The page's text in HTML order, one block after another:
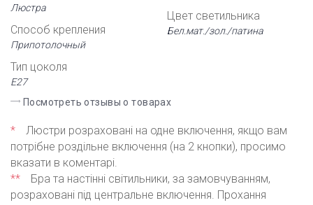
Люстра
Способ крепления
Припотолочный
Тип цоколя
Е27
Цвет светильника
Бел.мат./зол./патина
Посмотреть отзывы о товарах
*
Люстри розраховані на одне включення, якщо вам
потрібне роздільне включення (на 2 кнопки), просимо
вказати в коментарі.
**
Бра та настінні світильники, за замовчуванням,
розраховані під центральне включення. Прохання